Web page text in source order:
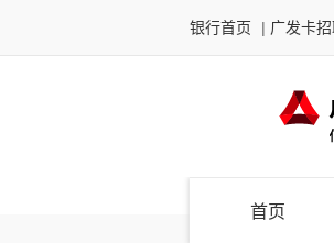
银行首页 | 广发卡
首页